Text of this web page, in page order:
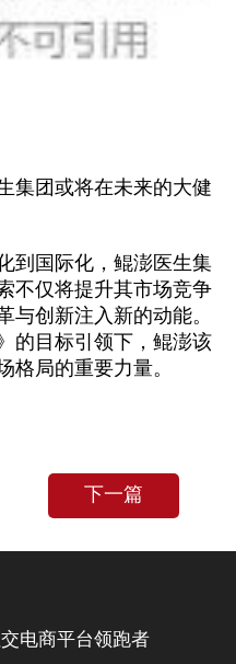
集团或将在未来的大健
到国际化，鲲澎医生集
不仅将提升其市场竞争
与创新注入新的动能。
的目标引领下，鲲澎该
格局的重要力量。
下一篇
电商平台领跑者